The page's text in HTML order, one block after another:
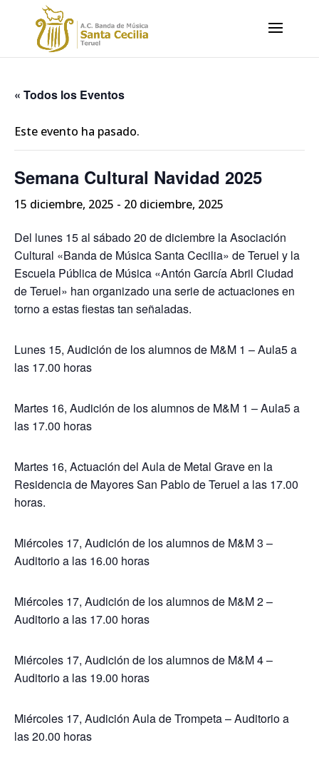
« Todos los Eventos
Este evento ha pasado.
Semana Cultural Navidad 2025
15 diciembre, 2025 - 20 diciembre, 2025
Del lunes 15 al sábado 20 de diciembre la Asociación
Cultural «Banda de Música Santa Cecilia» de Teruel y la
Escuela Pública de Música «Antón García Abril Ciudad
de Teruel» han organizado una serie de actuaciones en
torno a estas fiestas tan señaladas.
Lunes 15, Audición de los alumnos de M&M 1 – Aula5 a
las 17.00 horas
Martes 16, Audición de los alumnos de M&M 1 – Aula5 a
las 17.00 horas
Martes 16, Actuación del Aula de Metal Grave en la
Residencia de Mayores San Pablo de Teruel a las 17.00
horas.
Miércoles 17, Audición de los alumnos de M&M 3 –
Auditorio a las 16.00 horas
Miércoles 17, Audición de los alumnos de M&M 2 –
Auditorio a las 17.00 horas
Miércoles 17, Audición de los alumnos de M&M 4 –
Auditorio a las 19.00 horas
Miércoles 17, Audición Aula de Trompeta – Auditorio a
las 20.00 horas